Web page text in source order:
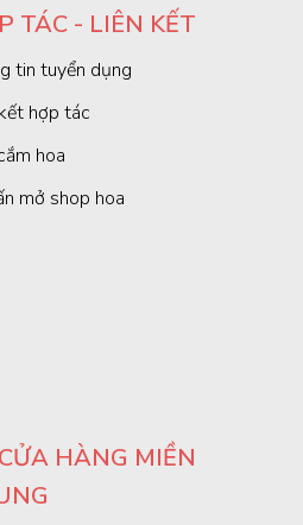
TÁC - LIÊN KẾT
tin tuyển dụng
hợp tác
hoa
mở shop hoa
HÀNG MIỀN